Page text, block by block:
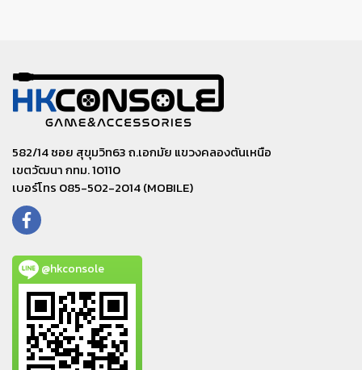
582/14 ซอย สุขุมวิท63 ถ.เอกมัย แขวงคลองตันเหนือ
เขตวัฒนา กทม. 10110
เบอร์โทร 085-502-2014 (MOBILE)
@hkconsole